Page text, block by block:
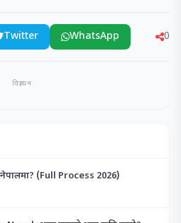
Twitter WhatsApp 0
विज्ञापन
(Full Process 2026)